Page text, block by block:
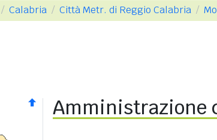
Calabria Città Metr. di Reggio Calabria
Amministrazione